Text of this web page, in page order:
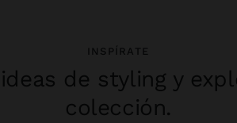
INSPÍRATE
de styling y
colección.